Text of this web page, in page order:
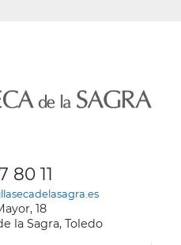
80 11
18
la Sagra, Toledo